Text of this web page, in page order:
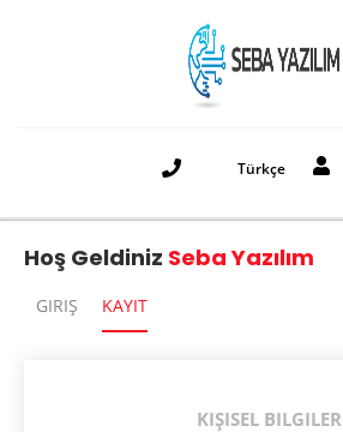
Türkçe
Hoş Geldiniz Seba Yazılım
GIRIŞ KAYIT
KIŞISEL BILGILER